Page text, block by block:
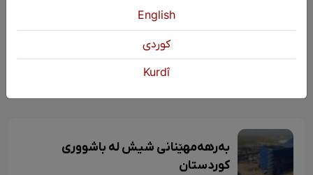
KURDŞOP 2766 بینین
بەرهەمهێنانی شیش لە باشووری
کوردستان
English
كوردی
Kurdî